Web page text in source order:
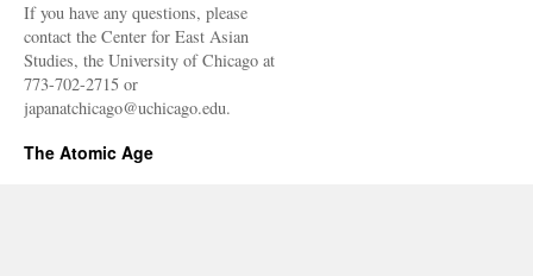
If you have any questions, please
contact the Center for East Asian
Studies, the University of Chicago at
773-702-2715 or
japanatchicago@uchicago.edu.
The Atomic Age